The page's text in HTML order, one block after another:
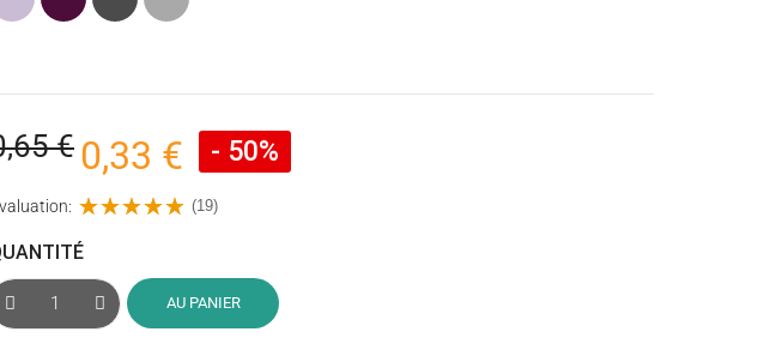
(Violet)anthracite
€ 0,33 € - 50%
(19)
AU PANIER